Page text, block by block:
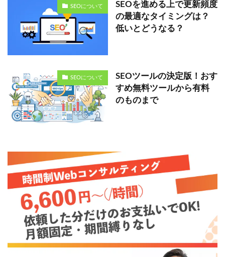
SEOについて
SEOを進める上で更新頻度
の最適なタイミングは？
低いとどうなる？
SEOについて
SEOツールの決定版！おす
すめ無料ツールから有料
のものまで